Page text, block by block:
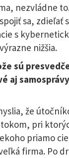
nezvládne
sa, zdieľať
s
nižšia.
sú
aj
že
pri
priamo
firma. Po